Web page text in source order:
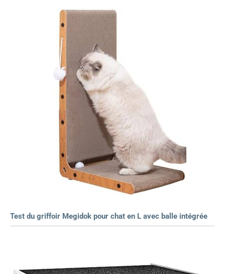
Test du griffoir Megidok pour chat en L avec balle intégrée